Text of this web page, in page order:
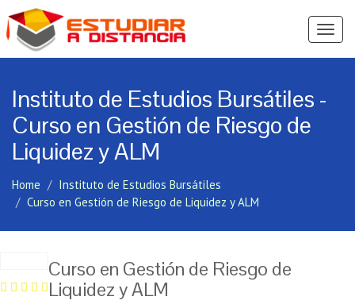
Ver
Instituto de Estudios Bursátiles -
Curso en Gestión de Riesgo de
Liquidez y ALM
Home
Instituto de Estudios Bursátiles
Curso en Gestión de Riesgo de Liquidez y ALM
Curso en Gestión de Riesgo de
Liquidez y ALM